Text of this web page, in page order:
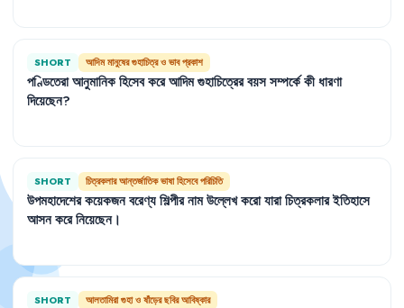
SHORT আদিম মানুষের গুহাচিত্র ও ভাব প্রকাশ
পণ্ডিতেরাআনুমানিকহিসেবকরেআদিমগুহাচিত্রেরবয়সসম্পর্কেকীধারণা
দিয়েছেন?
SHORT চিত্রকলার আন্তর্জাতিক ভাষা হিসেবে পরিচিতি
উপমহাদেশেরকয়েকজনবরেণ্যশিল্পীরনামউল্লেখকরোযারাচিত্রকলারইতিহাসে
আসনকরেনিয়েছেন।
SHORT আলতামিরা গুহা ও ষাঁড়ের ছবির আবিষ্কার